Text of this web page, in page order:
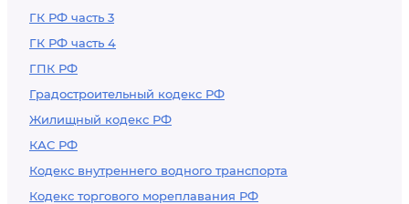
ГК РФ часть 3
ГК РФ часть 4
ГПК РФ
Градостроительный кодекс РФ
Жилищный кодекс РФ
КАС РФ
Кодекс внутреннего водного транспорта
Кодекс торгового мореплавания РФ